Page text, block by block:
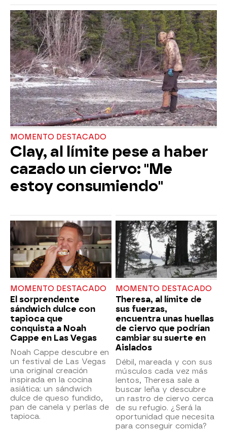
MOMENTO DESTACADO
Clay, al límite pese a haber
cazado un ciervo: "Me
estoy consumiendo"
MOMENTO DESTACADO
El sorprendente
sándwich dulce con
tapioca que
conquista a Noah
Cappe en Las Vegas
Noah Cappe descubre en
un festival de Las Vegas
una original creación
inspirada en la cocina
asiática: un sándwich
dulce de queso fundido,
pan de canela y perlas de
tapioca.
MOMENTO DESTACADO
Theresa, al límite de
sus fuerzas,
encuentra unas huellas
de ciervo que podrían
cambiar su suerte en
Aislados
Débil, mareada y con sus
músculos cada vez más
lentos, Theresa sale a
buscar leña y descubre
un rastro de ciervo cerca
de su refugio. ¿Será la
oportunidad que necesita
para conseguir comida?